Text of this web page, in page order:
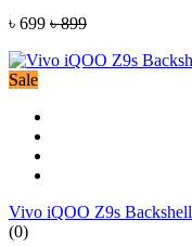
৳ 699 ৳ 899
Sale
Vivo iQOO Z9s Backshell
(0)